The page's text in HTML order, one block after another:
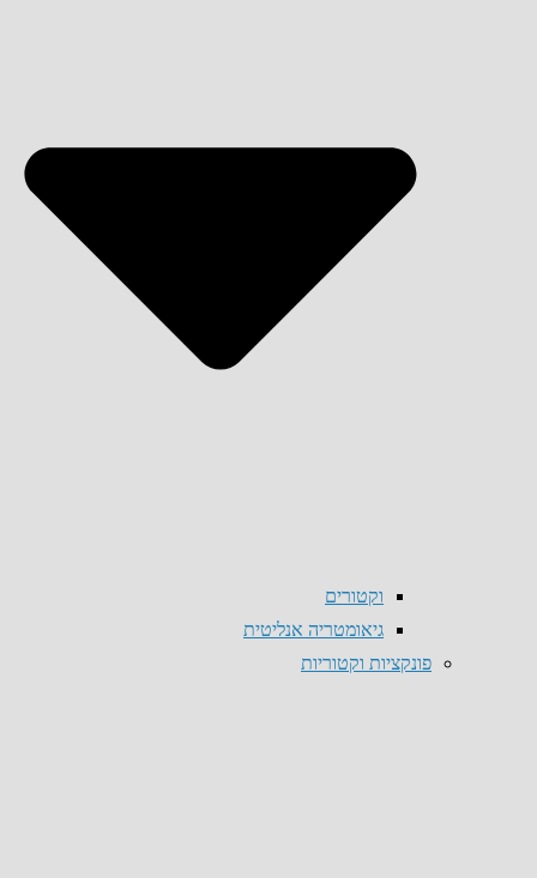
וקטורים
גיאומטריה אנליטית
פונקציות וקטוריות